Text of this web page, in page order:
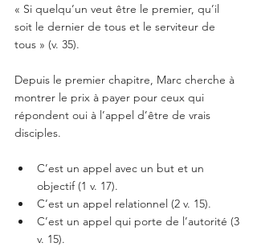
« Si quelqu’un veut être le premier, qu’il
soit le dernier de tous et le serviteur de
tous » (v. 35).
Depuis le premier chapitre, Marc cherche à
montrer le prix à payer pour ceux qui
répondent oui à l’appel d’être de vrais
disciples.
C’est un appel avec un but et un
objectif (1 v. 17).
C’est un appel relationnel (2 v. 15).
C’est un appel qui porte de l’autorité (3
v. 15).